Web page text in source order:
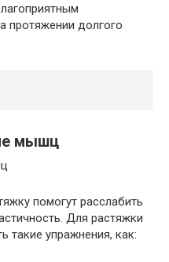
протяжении долгого
мышц
помогут расслабить
Для растяжки
упражнения, как: